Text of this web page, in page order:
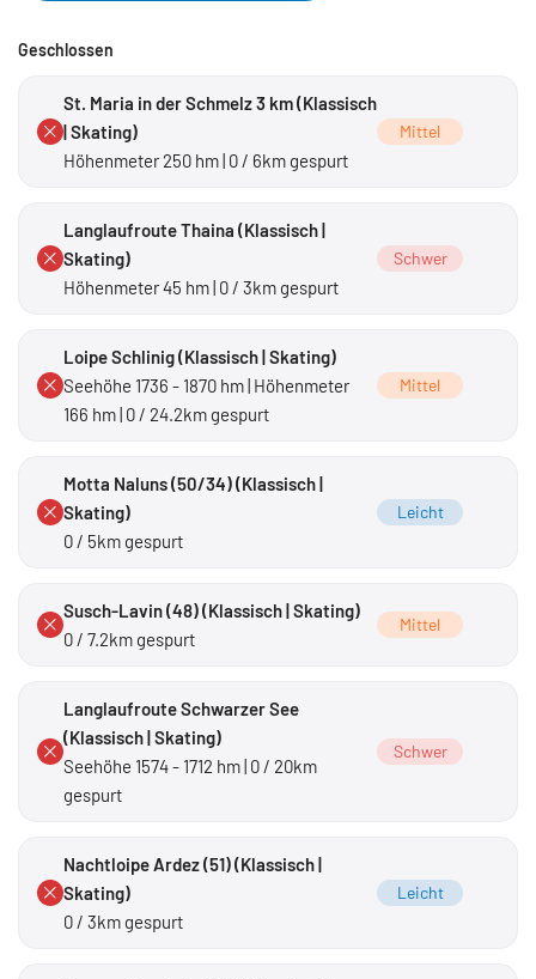
Geschlossen
St. Maria in der Schmelz 3 km (Klassisch
| Skating)
Höhenmeter 250 hm | 0 / 6km gespurt
Mittel
Langlaufroute Thaina (Klassisch |
Skating)
Höhenmeter 45 hm | 0 / 3km gespurt
Schwer
Loipe Schlinig (Klassisch | Skating)
Seehöhe 1736 - 1870 hm | Höhenmeter
166 hm | 0 / 24.2km gespurt
Mittel
Motta Naluns (50/34) (Klassisch |
Skating)
0 / 5km gespurt
Leicht
Susch-Lavin (48) (Klassisch | Skating)
0 / 7.2km gespurt
Mittel
Langlaufroute Schwarzer See
(Klassisch | Skating)
Seehöhe 1574 - 1712 hm | 0 / 20km
gespurt
Schwer
Nachtloipe Ardez (51) (Klassisch |
Skating)
0 / 3km gespurt
Leicht